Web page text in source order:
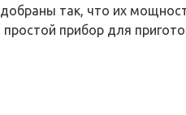
так, что их
прибор для